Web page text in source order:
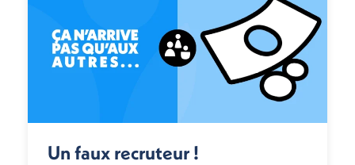
Un faux recruteur !